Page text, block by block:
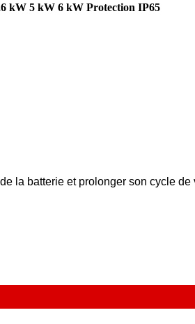
kW 5 kW 6 kW Protection IP65
la batterie et prolonger son cycle de